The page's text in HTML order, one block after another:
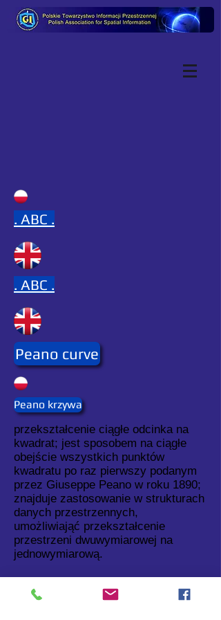
. ABC .
. ABC .
Peano curve
Peano krzywa
przekształcenie ciągłe odcinka na
kwadrat; jest sposobem na ciągłe
obejście wszystkich punktów
kwadratu po raz pierwszy podanym
przez Giuseppe Peano w roku 1890;
znajduje zastosowanie w strukturach
danych przestrzennych,
umożliwiająć przekształcenie
przestrzeni dwuwymiarowej na
jednowymiarową.
Odpowiada to zastąpieniu tablicy
dwuindeksowej tablicą